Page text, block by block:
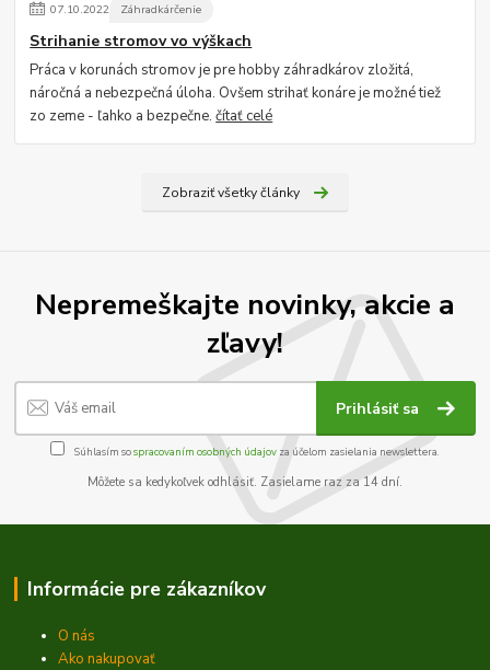
07.10.2022 Záhradkárčenie
Strihanie stromov vo výškach
Práca v korunách stromov je pre hobby záhradkárov zložitá,
náročná a nebezpečná úloha. Ovšem strihať konáre je možné tiež
zo zeme - ľahko a bezpečne.čítať celé
Zobraziť všetky články
Nepremeškajte novinky, akcie a
zľavy!
Prihlásiť sa
Súhlasím sospracovaním osobných údajov za účelom zasielania newslettera.
Môžete sa kedykoľvek odhlásiť. Zasielame raz za 14 dní.
Informácie pre zákazníkov
O nás
Ako nakupovať